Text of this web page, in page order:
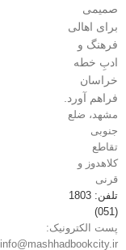
صمیمی
برای اهالی
فرهنگ و
ادبِ خطه
خراسان
فراهم آورد.
مشهد، ضلع
جنوبی
تقاطع
کلاهدوز و
قرنی
تلفن: 1803
(051)
پست الکترونیک:
info@mashhadbookcity.ir